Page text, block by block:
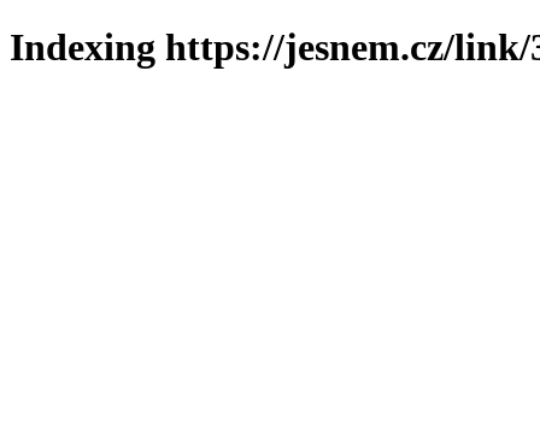
Indexing https://jesnem.cz/link/